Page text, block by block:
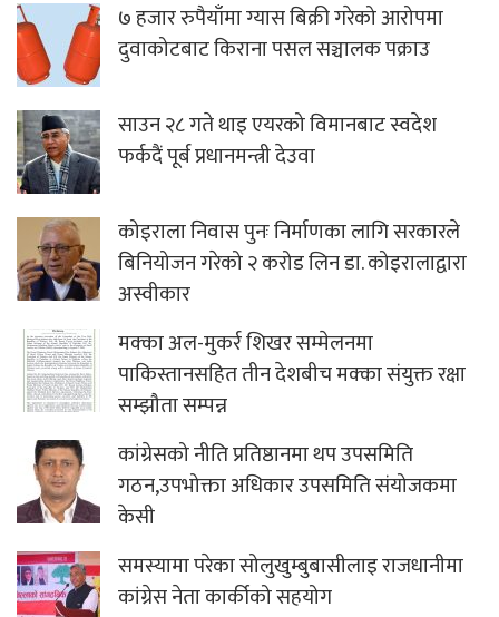
७ हजार रुपैयाँमा ग्यास बिक्री गरेको आरोपमा
दुवाकोटबाट किराना पसल सञ्चालक पक्राउ
साउन २८ गते थाइ एयरको विमानबाट स्वदेश
फर्कदैं पूर्ब प्रधानमन्त्री देउवा
कोइराला निवास पुनः निर्माणका लागि सरकारले
बिनियोजन गरेको २ करोड लिन डा. कोइरालाद्वारा
अस्वीकार
मक्का अल-मुकर्र शिखर सम्मेलनमा
पाकिस्तानसहित तीन देशबीच मक्का संयुक्त रक्षा
सम्झौता सम्पन्न
कांग्रेसको नीति प्रतिष्ठानमा थप उपसमिति
गठन,उपभोक्ता अधिकार उपसमिति संयोजकमा
केसी
समस्यामा परेका सोलुखुम्बुबासीलाइ राजधानीमा
कांग्रेस नेता कार्कीको सहयोग